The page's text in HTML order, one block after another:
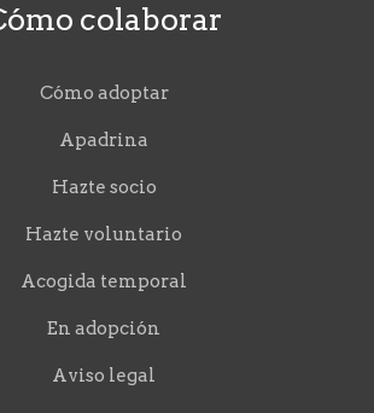
colaborar
Cómo adoptar
Apadrina
Hazte socio
Hazte voluntario
Acogida temporal
En adopción
Aviso legal